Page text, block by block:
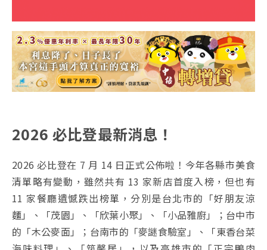
2026 必比登最新消息！
2026 必比登在 7 月 14 日正式公佈啦！今年各縣市美食
清單略有變動，雖然共有 13 家新店首度入榜，但也有
11 家餐廳遺憾跌出榜單，分別是台北市的「好朋友涼
麵」、「茂園」、「欣葉小聚」、「小品雅廚」；台中市
的「木公麥面」；台南市的「麥謎食驗室」、「東香台菜